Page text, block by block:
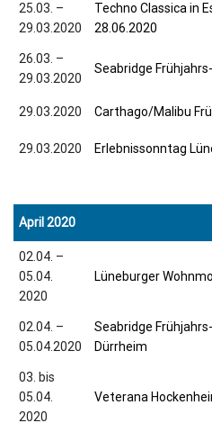
25.03. –
29.03.2020
Techno Classica in
28.06.2020
26.03. –
29.03.2020
Seabridge
29.03.2020 Carthago/Malibu
29.03.2020 Erlebnissonntag
April 2020
02.04. –
05.04.
2020
Lüneburger
02.04. –
05.04.2020
Seabridge
Dürrheim
03. bis
05.04.
2020
Veterana